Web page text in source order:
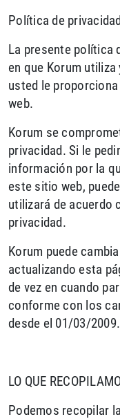
Política de
La presente política
en que Korum
usted le
web.
Korum se
privacidad. Si le
información por la
este sitio web,
utilizará de acuerdo
privacidad.
Korum puede
actualizando esta
de vez en cuando
conforme con los
desde el 01/03/2009.
LO QUE
Podemos recopilar